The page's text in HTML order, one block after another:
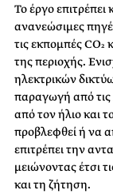
Το έργο
ανανεώσιμες
τις εκπομπές CO₂
της περιοχής.
ηλεκτρικών
παραγωγή από τις
από τον ήλιο και
προβλεφθεί ή να
επιτρέπει την
μειώνοντας έτσι
και τη ζήτηση.